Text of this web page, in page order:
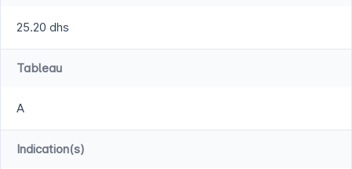
25.20 dhs
Tableau
A
Indication(s)